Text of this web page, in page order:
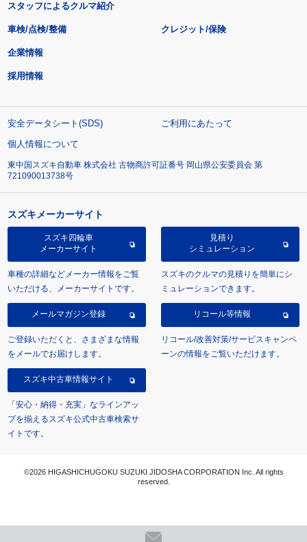
スタッフによるクルマ紹介
車検/点検/整備 クレジット/保険
企業情報
採用情報
安全データシート(SDS)
ご利用にあたって
個人情報について
東中国スズキ自動車 株式会社 古物商許可証番号 岡山県公安委員会 第
721090013738号
スズキメーカーサイト
スズキ四輪車
メーカーサイト
車種の詳細などメーカー情報をご覧
いただける、メーカーサイトです。
見積り
シミュレーション
スズキのクルマの見積りを簡単にシ
ミュレーションできます。
メールマガジン登録
ご登録いただくと、さまざまな情報
をメールでお届けします。
リコール等情報
リコール/改善対策/サービスキャンペ
ーンの情報をご覧いただけます。
スズキ中古車情報サイト
「安心・納得・充実」なラインアッ
プを揃えるスズキ公式中古車検索サ
イトです。
©2026 HIGASHICHUGOKU SUZUKI JIDOSHA CORPORATION Inc. All rights
reserved.